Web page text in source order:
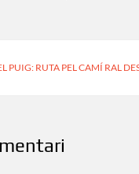
PUIG: RUTA PEL CAMÍ RAL